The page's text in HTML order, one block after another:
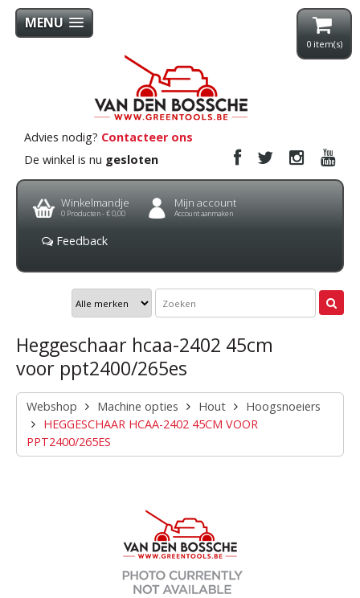
MENU
0 item(s)
Advies nodig? Contacteer ons
De winkel is nu gesloten
Winkelmandje
0 Producten -€ 0,00
Mijn account
Account aanmaken
Feedback
Heggeschaar hcaa-2402 45cm
voor ppt2400/265es
Webshop Machine opties Hout
Hoogsnoeiers
HEGGESCHAAR HCAA-2402 45CM VOOR
PPT2400/265ES